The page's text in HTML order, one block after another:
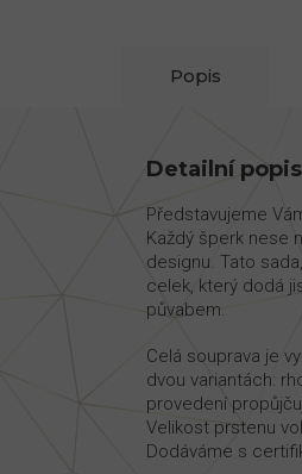
Popis
Detailní
Představujeme
Každý šperk nese
designu. Tato
celek, který dodá
půvabem.
Celá souprava je
dvou variantách:
provedení
Velikost prstenu
Dodáváme s